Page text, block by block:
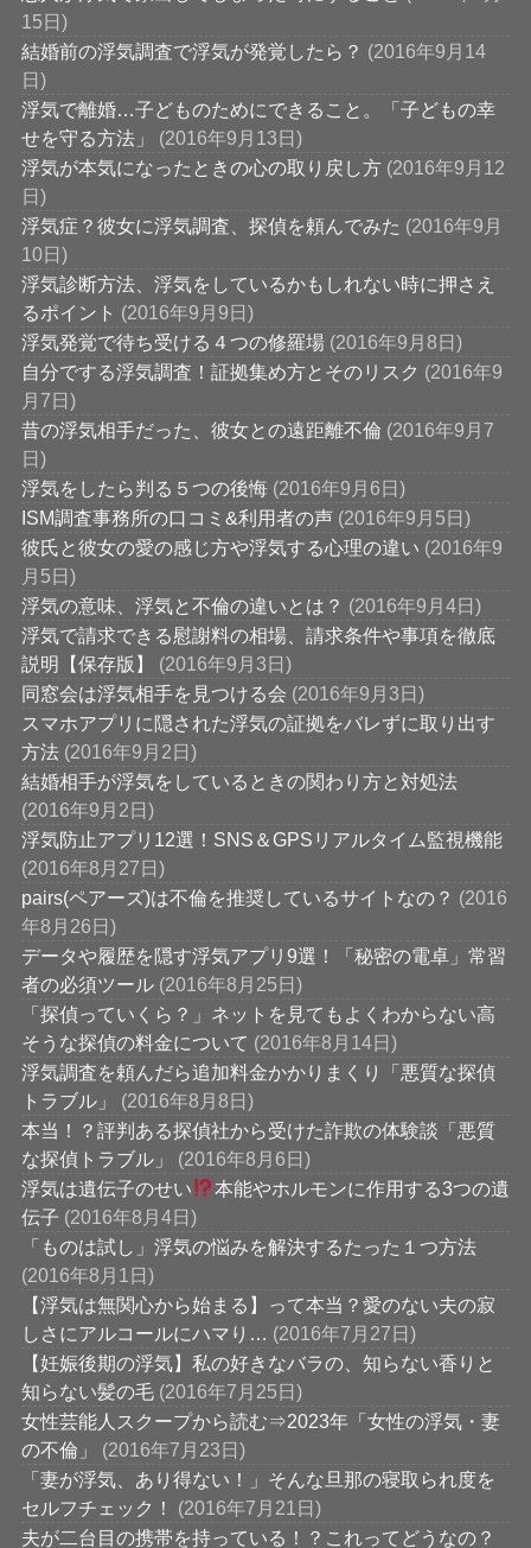
15日)
結婚前の浮気調査で浮気が発覚したら？ (2016年9月14
日)
浮気で離婚…子どものためにできること。「子どもの幸
せを守る方法」
(2016年9月13日)
浮気が本気になったときの心の取り戻し方 (2016年9月12
日)
浮気症？彼女に浮気調査、探偵を頼んでみた (2016年9月
10日)
浮気診断方法、浮気をしているかもしれない時に押さえ
るポイント (2016年9月9日)
浮気発覚で待ち受ける４つの修羅場 (2016年9月8日)
自分でする浮気調査！証拠集め方とそのリスク (2016年9
月7日)
昔の浮気相手だった、彼女との遠距離不倫 (2016年9月7
日)
浮気をしたら判る５つの後悔 (2016年9月6日)
ISM調査事務所の口コミ&利用者の声 (2016年9月5日)
彼氏と彼女の愛の感じ方や浮気する心理の違い (2016年9
月5日)
浮気の意味、浮気と不倫の違いとは？ (2016年9月4日)
浮気で請求できる慰謝料の相場、請求条件や事項を徹底
説明【保存版】
(2016年9月3日)
同窓会は浮気相手を見つける会 (2016年9月3日)
スマホアプリに隠された浮気の証拠をバレずに取り出す
方法 (2016年9月2日)
結婚相手が浮気をしているときの関わり方と対処法
(2016年9月2日)
浮気防止アプリ12選！SNS＆GPSリアルタイム監視機能
(2016年8月27日)
pairs(ペアーズ)は不倫を推奨しているサイトなの？ (2016
年8月26日)
データや履歴を隠す浮気アプリ9選！「秘密の電卓」常習
者の必須ツール (2016年8月25日)
「探偵っていくら？」ネットを見てもよくわからない高
そうな探偵の料金について (2016年8月14日)
浮気調査を頼んだら追加料金かかりまくり「悪質な探偵
トラブル」
(2016年8月8日)
本当！？評判ある探偵社から受けた詐欺の体験談「悪質
な探偵トラブル」
(2016年8月6日)
浮気は遺伝子のせい
本能やホルモンに作用する3つの遺
伝子 (2016年8月4日)
「ものは試し」浮気の悩みを解決するたった１つ方法
(2016年8月1日)
【浮気は無関心から始まる】って本当？愛のない夫の寂
しさにアルコールにハマり… (2016年7月27日)
【妊娠後期の浮気】私の好きなバラの、知らない香りと
知らない髪の毛 (2016年7月25日)
女性芸能人スクープから読む⇒2023年「女性の浮気・妻
の不倫」
(2016年7月23日)
「妻が浮気、あり得ない！」そんな旦那の寝取られ度を
セルフチェック！
(2016年7月21日)
夫が二台目の携帯を持っている！？これってどうなの？